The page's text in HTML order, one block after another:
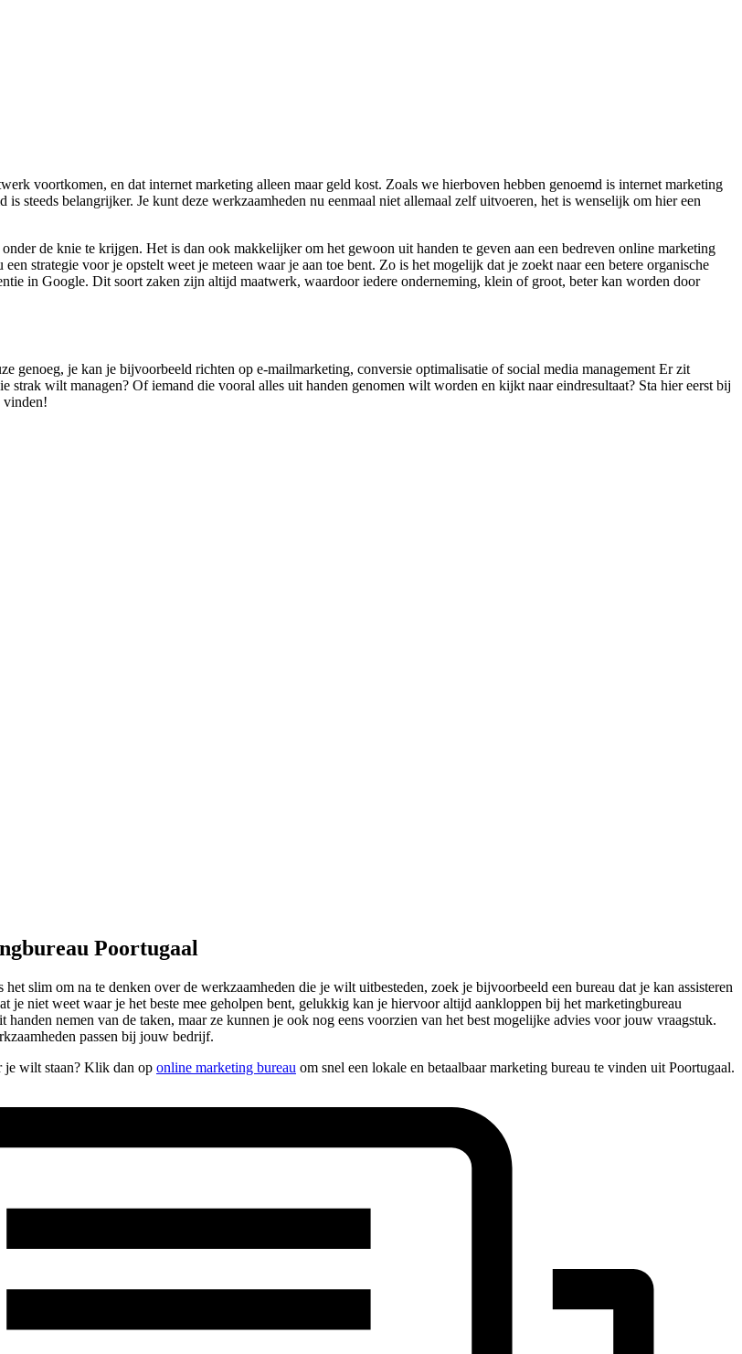
voortkomen, en dat internet marketing alleen maar geld kost. Zoals we hierboven hebben genoemd is internet marketing
steeds belangrijker. Je kunt deze werkzaamheden nu eenmaal niet allemaal zelf uitvoeren, het is wenselijk om hier een
de knie te krijgen. Het is dan ook makkelijker om het gewoon uit handen te geven aan een bedreven online marketing
strategie voor je opstelt weet je meteen waar je aan toe bent. Zo is het mogelijk dat je zoekt naar een betere organische
in Google. Dit soort zaken zijn altijd maatwerk, waardoor iedere onderneming, klein of groot, beter kan worden door
genoeg, je kan je bijvoorbeeld richten op e-mailmarketing, conversie optimalisatie of social media management Er zit
wilt managen? Of iemand die vooral alles uit handen genomen wilt worden en kijkt naar eindresultaat? Sta hier eerst bij
vinden!
Poortugaal
slim om na te denken over de werkzaamheden die je wilt uitbesteden, zoek je bijvoorbeeld een bureau dat je kan assisteren
niet weet waar je het beste mee geholpen bent, gelukkig kan je hiervoor altijd aankloppen bij het marketingbureau
nemen van de taken, maar ze kunnen je ook nog eens voorzien van het best mogelijke advies voor jouw vraagstuk.
passen bij jouw bedrijf.
je wilt staan? Klik dan op online marketing bureau om snel een lokale en betaalbaar marketing bureau te vinden uit Poortugaal.